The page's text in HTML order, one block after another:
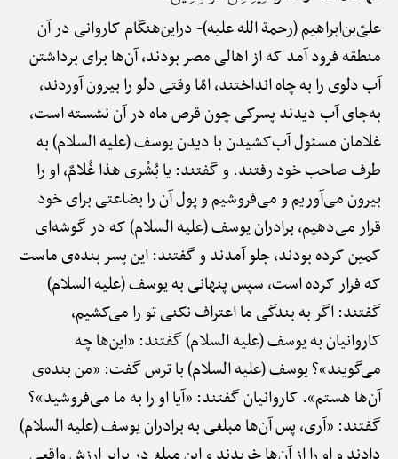
علیّ‌بن‌ابراهیم (رحمة الله علیه)-دراین‌هنگام کاروانی در آن
منطقه فرود آمد که از اهالی مصر بودند، آن‌ها برای برداشتن
آب دلوی را به چاه انداختند، امّا وقتی دلو را بیرون آوردند،
به‌جای آب دیدند پسرکی چون قرص ماه در آن نشسته است،
غلامان مسئول آب‌کشیدن با دیدن یوسف (علیه السلام) به
طرف صاحب خود رفتند. و گفتند: یا بُشْری هذا غُلامٌ، او را
بیرون می‌آوریم و می‌فروشیم و پول آن را بضاعتی برای خود
قرار می‌دهیم، برادران یوسف (علیه السلام) که در گوشه‌ای
کمین کرده بودند، جلو آمدند و گفتند: این پسر بنده‌ی ماست
که فرار کرده است، سپس پنهانی به یوسف (علیه السلام)
گفتند: اگر به بندگی ما اعتراف نکنی تو را می‌کشیم،
کاروانیان به یوسف (علیه السلام) گفتند: «این‌ها چه
می‌گویند»؟ یوسف (علیه السلام) با ترس گفت: «من بنده‌ی
آن‌ها هستم». کاروانیان گفتند: «آیا او را به ما می‌فروشید»؟
گفتند: «آری، پس آن‌ها مبلغی به برادران یوسف (علیه السلام)